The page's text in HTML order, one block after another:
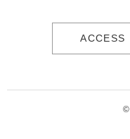
ACCESS
©